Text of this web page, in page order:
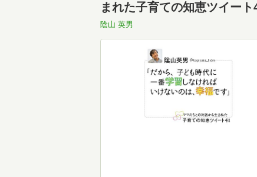
まれた子育ての知恵ツイー
陰山 英男